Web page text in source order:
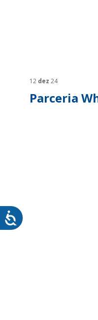
12 dez 24
Parceria